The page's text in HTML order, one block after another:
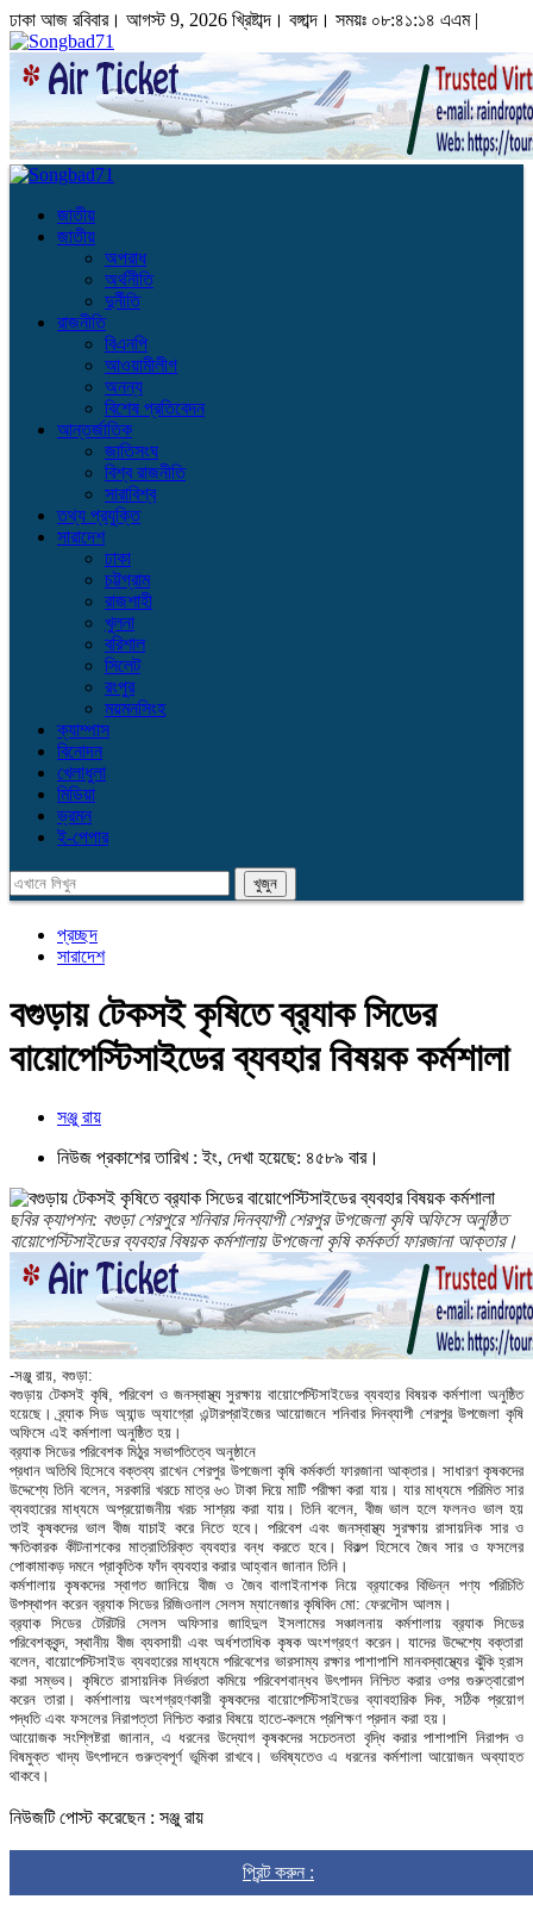
ঢাকা আজ রবিবার। আগস্ট 9, 2026 খ্রিষ্টাব্দ। বঙ্গাব্দ। সময়ঃ ০৮:৪১:১৪ এএম|
জাতীয়
জাতীয়
অপরাধ
অর্থনীতি
দুর্নীতি
রাজনীতি
বিএনপি
আওয়ামীলীগ
অনন্য
বিশেষ প্রতিবেদন
আন্তর্জাতিক
জাতিসংঘ
বিশ্ব রাজনীতি
সারাবিশ্ব
তথ্য প্রযুক্তি
সারাদেশ
ঢাকা
চট্টগ্রাম
রাজশাহী
খুলনা
বরিশাল
সিলেট
রংপুর
ময়মনসিংহ
ক্যাম্পাস
বিনোদন
খেলাধুলা
মিডিয়া
ভ্রমন
ই-পেপার
প্রচ্ছদ
সারাদেশ
বগুড়ায় টেকসই কৃষিতে ব্র‍্যাক সিডের
বায়োপেস্টিসাইডের ব্যবহার বিষয়ক কর্মশালা
সঞ্জু রায়
নিউজ প্রকাশের তারিখ : ইং, দেখা হয়েছে: ৪৫৮৯ বার।
ছবির ক্যাপশন: বগুড়া শেরপুরে শনিবার দিনব্যাপী শেরপুর উপজেলা কৃষি অফিসে অনুষ্ঠিত
বায়োপেস্টিসাইডের ব্যবহার বিষয়ক কর্মশালায় উপজেলা কৃষি কর্মকর্তা ফারজানা আক্তার।
-সঞ্জু রায়, বগুড়া:
বগুড়ায় টেকসই কৃষি, পরিবেশ ও জনস্বাস্থ্য সুরক্ষায় বায়োপেস্টিসাইডের ব্যবহার বিষয়ক কর্মশালা অনুষ্ঠিত
হয়েছে। ব্র্যাক সিড অ্যান্ড অ্যাগ্রো এন্টারপ্রাইজের আয়োজনে শনিবার দিনব্যাপী শেরপুর উপজেলা কৃষি
অফিসে এই কর্মশালা অনুষ্ঠিত হয়।
ব্র‍্যাক সিডের পরিবেশক মিঠুর সভাপতিত্বে অনুষ্ঠানে
প্রধান অতিথি হিসেবে বক্তব্য রাখেন শেরপুর উপজেলা কৃষি কর্মকর্তা ফারজানা আক্তার। সাধারণ কৃষকদের
উদ্দেশ্যে তিনি বলেন, সরকারি খরচে মাত্র ৬৩ টাকা দিয়ে মাটি পরীক্ষা করা যায়। যার মাধ্যমে পরিমিত সার
ব্যবহারের মাধ্যমে অপ্রয়োজনীয় খরচ সাশ্রয় করা যায়। তিনি বলেন, বীজ ভাল হলে ফলনও ভাল হয়
তাই কৃষকদের ভাল বীজ যাচাই করে নিতে হবে। পরিবেশ এবং জনস্বাস্থ্য সুরক্ষায় রাসায়নিক সার ও
ক্ষতিকারক কীটনাশকের মাত্রাতিরিক্ত ব্যবহার বন্ধ করতে হবে। বিকল্প হিসেবে জৈব সার ও ফসলের
পোকামাকড় দমনে প্রাকৃতিক ফাঁদ ব্যবহার করার আহ্বান জানান তিনি।
কর্মশালায় কৃষকদের স্বাগত জানিয়ে বীজ ও জৈব বালাইনাশক নিয়ে ব্র‍্যাকের বিভিন্ন পণ্য পরিচিতি
উপস্থাপন করেন ব্র‍্যাক সিডের রিজিওনাল সেলস ম্যানেজার কৃষিবিদ মো: ফেরদৌস আলম।
ব্র‍্যাক সিডের টেরিটরি সেলস অফিসার জাহিদুল ইসলামের সঞ্চালনায় কর্মশালায় ব্র‍্যাক সিডের
পরিবেশকবৃন্দ, স্থানীয় বীজ ব্যবসায়ী এবং অর্ধশতাধিক কৃষক অংশগ্রহণ করেন। যাদের উদ্দেশ্যে বক্তারা
বলেন, বায়োপেস্টিসাইড ব্যবহারের মাধ্যমে পরিবেশের ভারসাম্য রক্ষার পাশাপাশি মানবস্বাস্থ্যের ঝুঁকি হ্রাস
করা সম্ভব। কৃষিতে রাসায়নিক নির্ভরতা কমিয়ে পরিবেশবান্ধব উৎপাদন নিশ্চিত করার ওপর গুরুত্বারোপ
করেন তারা। কর্মশালায় অংশগ্রহণকারী কৃষকদের বায়োপেস্টিসাইডের ব্যাবহারিক দিক, সঠিক প্রয়োগ
পদ্ধতি এবং ফসলের নিরাপত্তা নিশ্চিত করার বিষয়ে হাতে-কলমে প্রশিক্ষণ প্রদান করা হয়।
আয়োজক সংশ্লিষ্টরা জানান, এ ধরনের উদ্যোগ কৃষকদের সচেতনতা বৃদ্ধি করার পাশাপাশি নিরাপদ ও
বিষমুক্ত খাদ্য উৎপাদনে গুরুত্বপূর্ণ ভূমিকা রাখবে। ভবিষ্যতেও এ ধরনের কর্মশালা আয়োজন অব্যাহত
থাকবে।
নিউজটি পোস্ট করেছেন : সঞ্জু রায়
প্রিন্ট করুন :